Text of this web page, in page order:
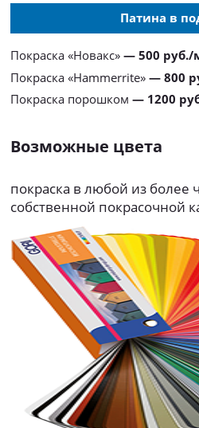
Патина в
Покраска «Новакс» — 500 руб./
Покраска «Hammerrite» — 800
Покраска порошком — 1200
Возможные цвета
покраска в любой из более
собственной покрасочной